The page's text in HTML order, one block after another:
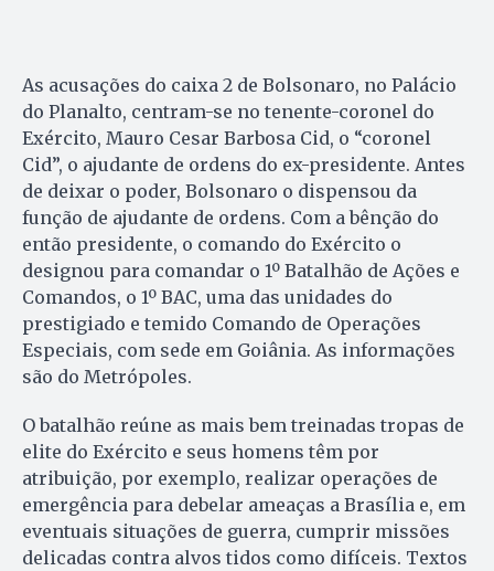
As acusações do caixa 2 de Bolsonaro, no Palácio
do Planalto, centram-se no tenente-coronel do
Exército, Mauro Cesar Barbosa Cid, o “coronel
Cid”, o ajudante de ordens do ex-presidente. Antes
de deixar o poder, Bolsonaro o dispensou da
função de ajudante de ordens. Com a bênção do
então presidente, o comando do Exército o
designou para comandar o 1º Batalhão de Ações e
Comandos, o 1º BAC, uma das unidades do
prestigiado e temido Comando de Operações
Especiais, com sede em Goiânia. As informações
são do Metrópoles.
O batalhão reúne as mais bem treinadas tropas de
elite do Exército e seus homens têm por
atribuição, por exemplo, realizar operações de
emergência para debelar ameaças a Brasília e, em
eventuais situações de guerra, cumprir missões
delicadas contra alvos tidos como difíceis. Textos